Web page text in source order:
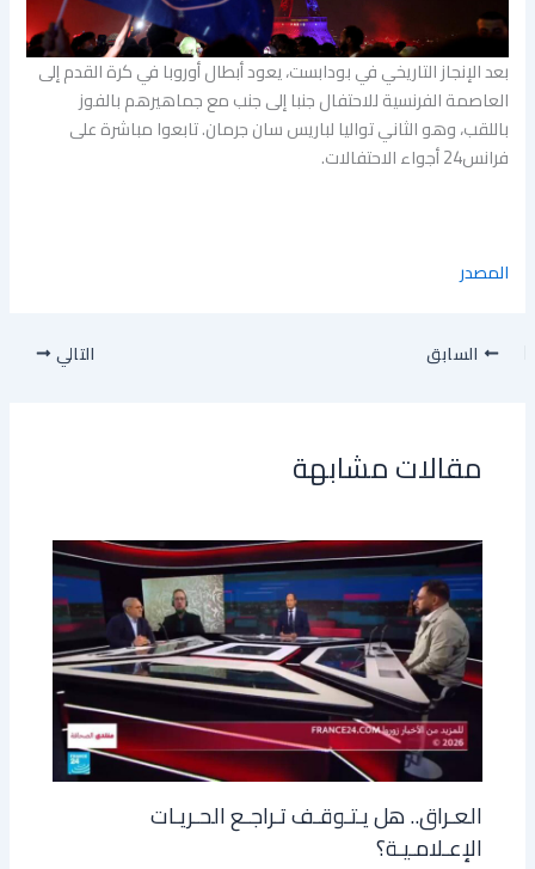
بعد الإنجاز التاريخي في بودابست، يعود أبطال أوروبا في كرة القدم إلى
العاصمة الفرنسية للاحتفال جنبا إلى جنب مع جماهيرهم بالفوز
باللقب، وهو الثاني تواليا لباريس سان جرمان. تابعوا مباشرة على
فرانس24 أجواء الاحتفالات.
المصدر
السابق التالي
مقالات مشابهة
العـراق.. هل يـتـوقـف تـراجـع الحـريـات
الإعـلامـيـة؟